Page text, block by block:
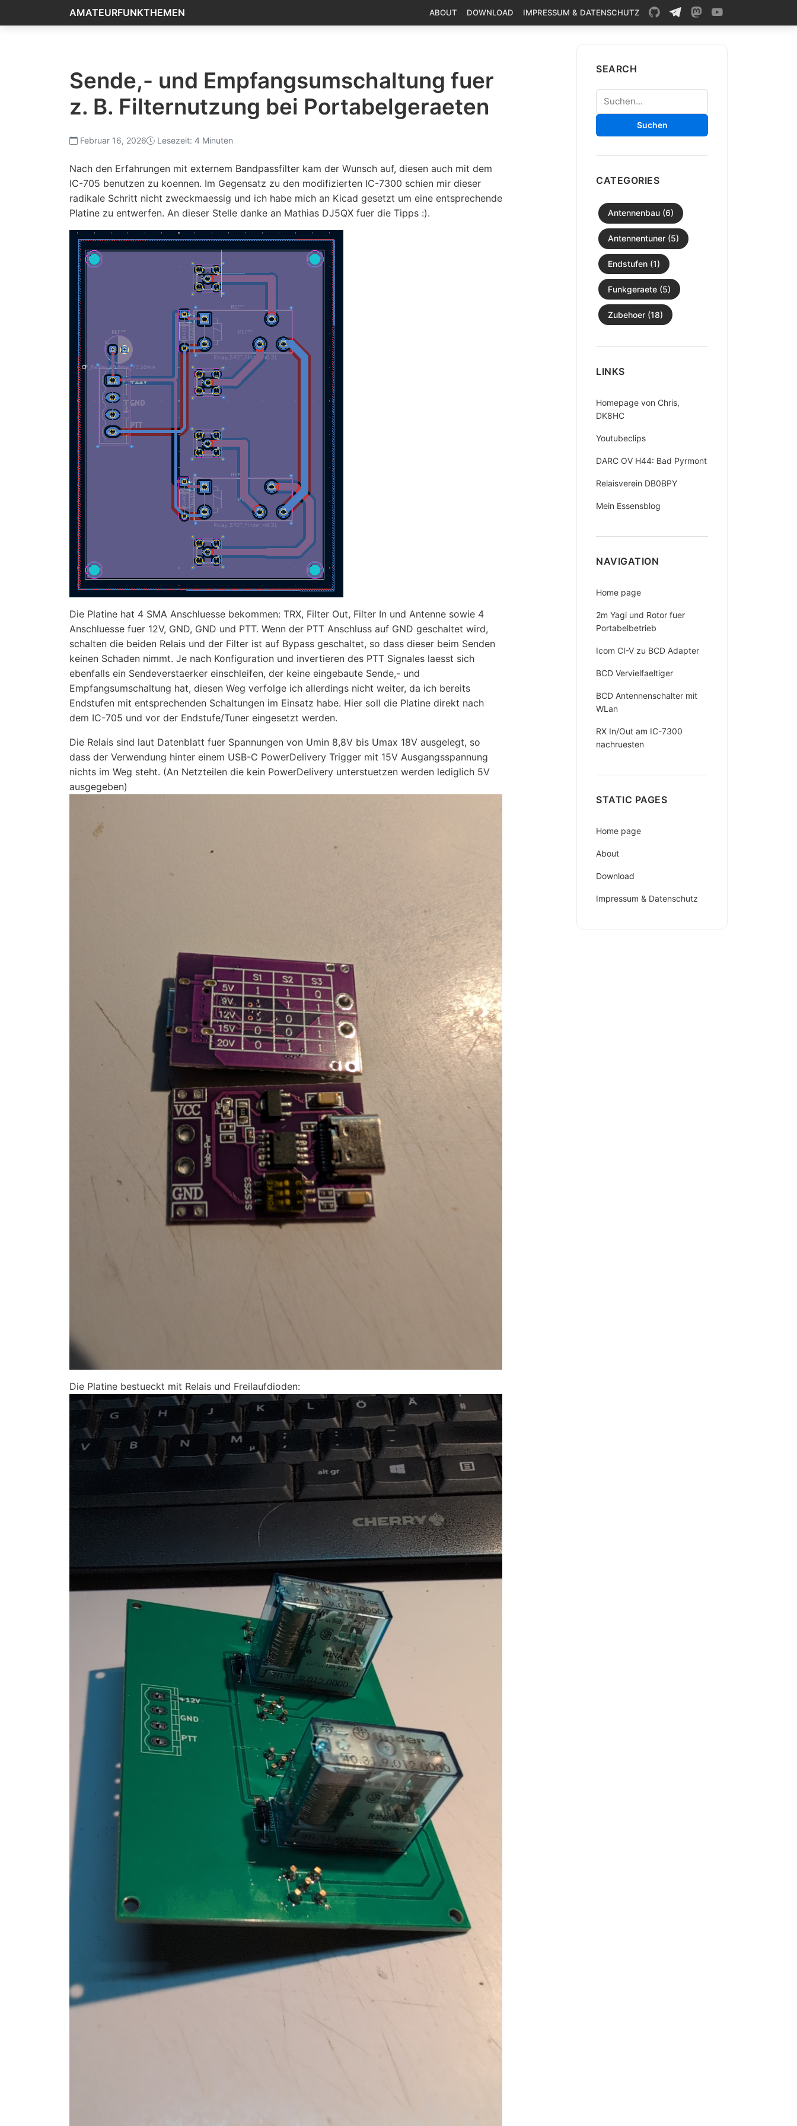
AMATEURFUNKTHEMEN ABOUT DOWNLOAD IMPRESSUM & DATENSCHUTZ
Sende,- und Empfangsumschaltung fuer
z. B. Filternutzung bei Portabelgeraeten
Februar 16, 2026 Lesezeit: 4 Minuten
Nach den Erfahrungen mit externem Bandpassfilter kam der Wunsch auf, diesen auch mit dem
IC-705 benutzen zu koennen. Im Gegensatz zu den modifizierten IC-7300 schien mir dieser
radikale Schritt nicht zweckmaessig und ich habe mich an Kicad gesetzt um eine entsprechende
Platine zu entwerfen. An dieser Stelle danke an Mathias DJ5QX fuer die Tipps :).
Die Platine hat 4 SMA Anschluesse bekommen: TRX, Filter Out, Filter In und Antenne sowie 4
Anschluesse fuer 12V, GND, GND und PTT. Wenn der PTT Anschluss auf GND geschaltet wird,
schalten die beiden Relais und der Filter ist auf Bypass geschaltet, so dass dieser beim Senden
keinen Schaden nimmt. Je nach Konfiguration und invertieren des PTT Signales laesst sich
ebenfalls ein Sendeverstaerker einschleifen, der keine eingebaute Sende,- und
Empfangsumschaltung hat, diesen Weg verfolge ich allerdings nicht weiter, da ich bereits
Endstufen mit entsprechenden Schaltungen im Einsatz habe. Hier soll die Platine direkt nach
dem IC-705 und vor der Endstufe/Tuner eingesetzt werden.
Die Relais sind laut Datenblatt fuer Spannungen von Umin 8,8V bis Umax 18V ausgelegt, so
dass der Verwendung hinter einem USB-C PowerDelivery Trigger mit 15V Ausgangsspannung
nichts im Weg steht. (An Netzteilen die kein PowerDelivery unterstuetzen werden lediglich 5V
ausgegeben)
Die Platine bestueckt mit Relais und Freilaufdioden:
SEARCH
Suchen
Suchen
CATEGORIES
Antennenbau (6)
Antennentuner (5)
Endstufen (1)
Funkgeraete (5)
Zubehoer (18)
LINKS
Homepage von Chris,
DK8HC
Youtubeclips
DARC OV H44: Bad Pyrmont
Relaisverein DB0BPY
Mein Essensblog
NAVIGATION
Home page
2m Yagi und Rotor fuer
Portabelbetrieb
Icom CI-V zu BCD Adapter
BCD Vervielfaeltiger
BCD Antennenschalter mit
WLan
RX In/Out am IC-7300
nachruesten
STATIC PAGES
Home page
About
Download
Impressum & Datenschutz